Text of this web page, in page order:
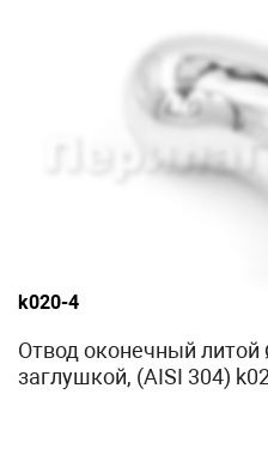
k020-4
Отвод оконечный
заглушкой, (AISI 304)